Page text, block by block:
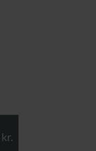
kr.